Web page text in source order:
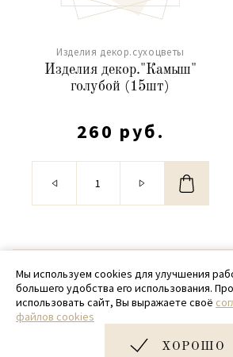
Изделия декор.сухоцветы
Изделия декор."Камыш"
голубой (15шт)
260 руб.
© 2020 - 2026 SamPack
+ 7 (918) 699-97-
zakaz@sampack.store
Мы используем cookies для улучшения
большего удобства его использования.
использовать сайт, Вы выражаете своё
файлов cookies
ХОРОШО